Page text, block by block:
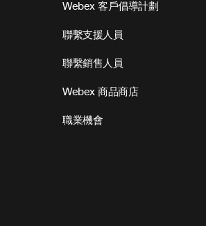
Webex 客戶倡導計劃
聯繫支援人員
聯繫銷售人員
Webex 商品商店
職業機會